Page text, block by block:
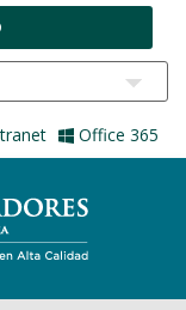
Office 365